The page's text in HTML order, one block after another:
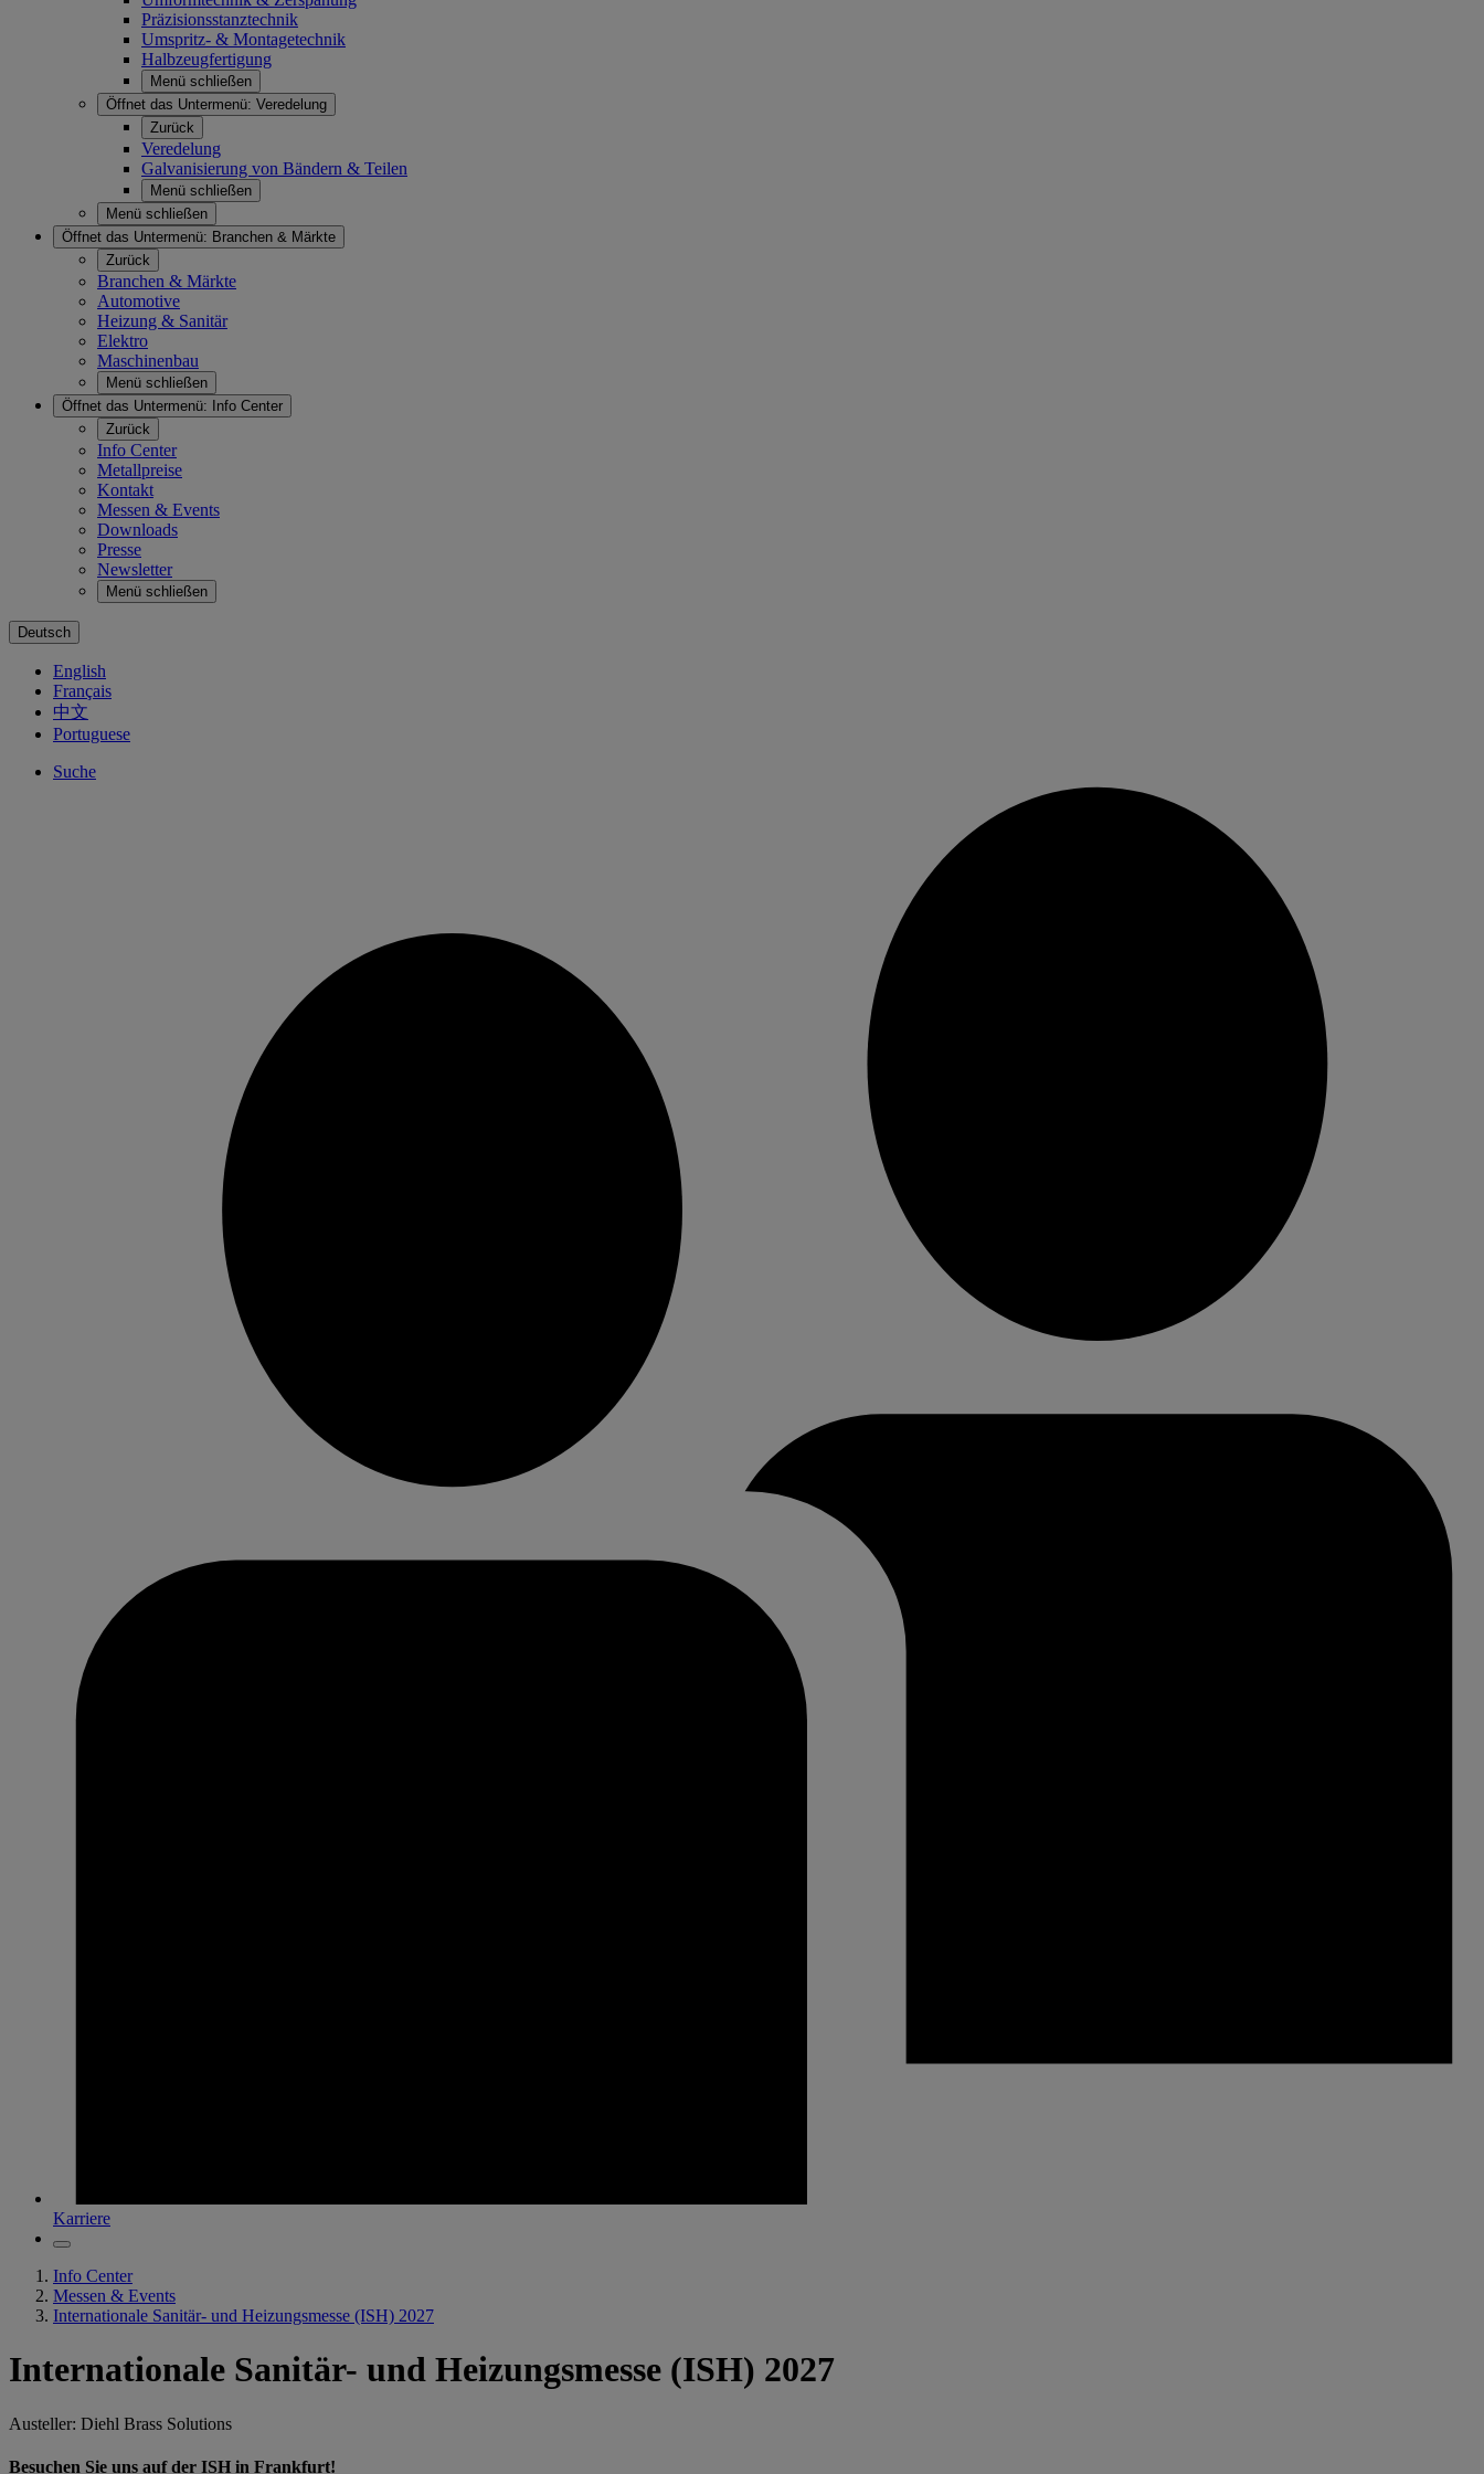
Präzisionsstanztechnik
Umspritz- & Montagetechnik
Halbzeugfertigung
Menü schließen
Öffnet das Untermenü: Veredelung
Zurück
Veredelung
Galvanisierung von Bändern & Teilen
Menü schließen
Menü schließen
Öffnet das Untermenü: Branchen & Märkte
Zurück
Branchen & Märkte
Automotive
Heizung & Sanitär
Elektro
Maschinenbau
Menü schließen
Öffnet das Untermenü:
Info Center
Zurück
Info Center
Metallpreise
Kontakt
Messen & Events
Downloads
Presse
Newsletter
Menü schließen
Deutsch
English
Français
中文
Portuguese
Suche
Karriere
Info Center
Messen & Events
Internationale Sanitär- und Heizungsmesse (ISH) 2027
Internationale Sanitär- und Heizungsmesse (ISH) 2027
Austeller: Diehl Brass Solutions
Besuchen Sie uns auf der ISH in Frankfurt!